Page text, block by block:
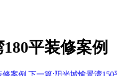
平装修案例
修案例 下一篇:阳光城愉景湾150